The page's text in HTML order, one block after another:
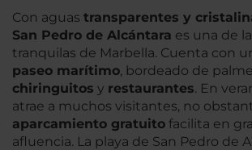
Con aguas transparentes y
San Pedro de Alcántara es una de
tranquilas de Marbella. Cuenta con
paseo marítimo, bordeado de
chiringuitos y restaurantes. En
atrae a muchos visitantes, no
aparcamiento gratuito facilita en
afluencia. La playa de San Pedro de